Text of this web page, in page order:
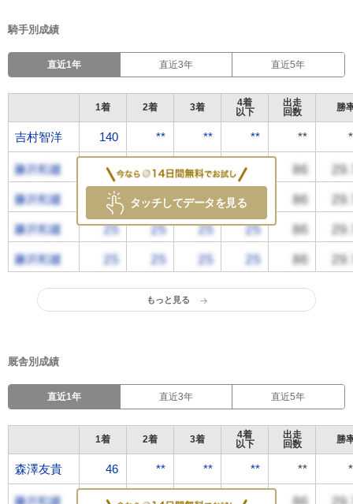
騎手別成績
直近1年 直近3年 直近5年
吉村智洋
1着 2着 3着
4着
以下
出走
回数
勝
吉村智洋 140 ** ** ** **
タッチしてデータを見る
もっと見る
厩舎別成績
直近1年 直近3年 直近5年
森澤友貴
1着 2着 3着
4着
以下
出走
回数
勝
森澤友貴 46 ** ** ** **